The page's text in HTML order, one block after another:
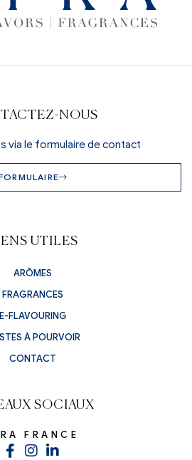
NOUS
via le formulaire de contact
UTILES
ARÔMES
FRAGRANCES
E-FLAVOURING
À POURVOIR
CONTACT
SOCIAUX
FRANCE